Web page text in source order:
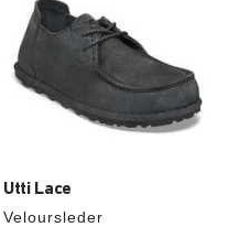
Utti Lace
Veloursleder
Farben
werden
die
Produktbilder
aktualisiert.